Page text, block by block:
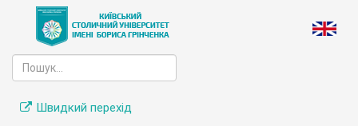
Швидкий перехід